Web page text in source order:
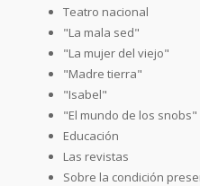
Teatro nacional
"La mala sed"
"La mujer del viejo"
"Madre tierra"
"Isabel"
"El mundo de los snobs"
Educación
Las revistas
Sobre la condición